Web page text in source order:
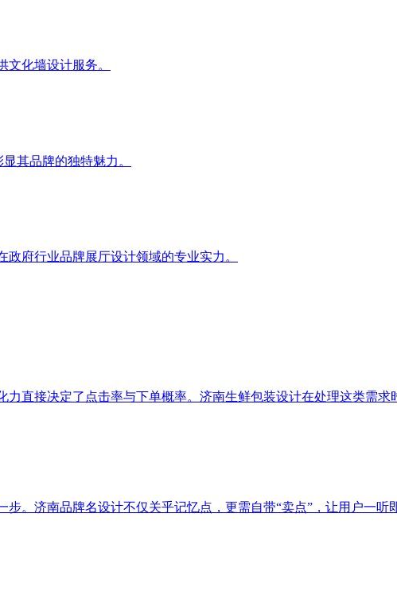
化墙设计服务。
其品牌的独特魅力。
府行业品牌展厅设计领域的专业实力。
直接决定了点击率与下单概率。济南生鲜包装设计在处理这类需
。济南品牌名设计不仅关乎记忆点，更需自带“卖点”，让用户一